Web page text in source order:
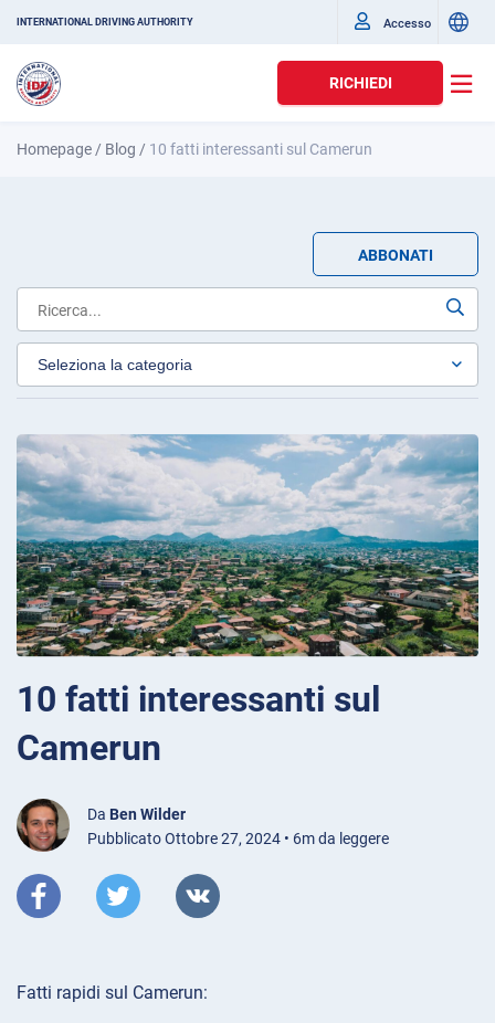
INTERNATIONAL DRIVING AUTHORITY Accesso
RICHIEDI
Homepage / Blog / 10 fatti interessanti sul Camerun
ABBONATI
10 fatti interessanti sul
Camerun
Da Ben Wilder
Pubblicato Ottobre 27, 2024 • 6m da leggere
Fatti rapidi sul Camerun: